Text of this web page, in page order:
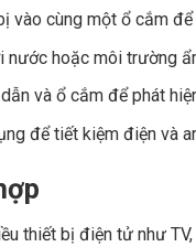
vào cùng một ổ cắm
nước hoặc môi trường
và ổ cắm để phát
để tiết kiệm điện và
thiết bị điện tử như